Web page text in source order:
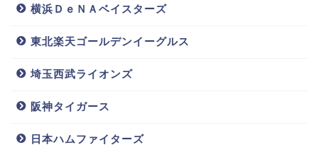
横浜ＤｅＮＡベイスターズ
東北楽天ゴールデンイーグルス
埼玉西武ライオンズ
阪神タイガース
日本ハムファイターズ